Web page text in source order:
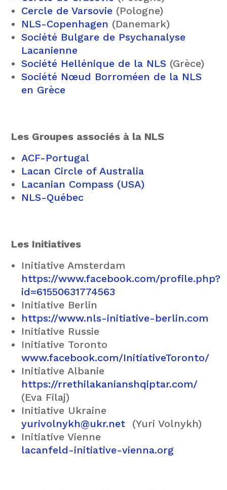
Cercle de Varsovie (Pologne)
NLS-Copenhagen (Danemark)
Société Bulgare de Psychanalyse
Lacanienne
Société Hellénique de la NLS (Grèce)
Société Nœud Borroméen de la NLS
en Grèce
Les Groupes associés à la NLS
ACF-Portugal
Lacan Circle of Australia
Lacanian Compass (USA)
NLS-Québec
Les Initiatives
Initiative Amsterdam
https://www.facebook.com/profile.php?
id=61550631774563
Initiative Berlin
https://www.nls-initiative-berlin.com
Initiative Russie
Initiative Toronto
www.facebook.com/InitiativeToronto/
Initiative Albanie
https://rrethilakanianshqiptar.com/
(Eva Filaj)
Initiative Ukraine
yurivolnykh@ukr.net (Yuri Volnykh)
Initiative Vienne
lacanfeld-initiative-vienna.org